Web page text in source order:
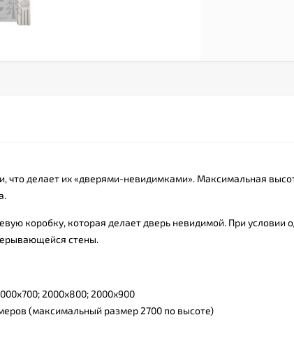
что делает их «дверями-невидимками». Максимальная
коробку, которая делает дверь невидимой. При условии
стены.
2000х800; 2000х900
(максимальный размер 2700 по высоте)